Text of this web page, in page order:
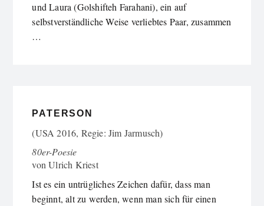
und Laura (Golshifteh Farahani), ein auf
selbstverständliche Weise verliebtes Paar, zusammen
…
PATERSON
(USA 2016, Regie: Jim Jarmusch)
80er-Poesie
vonUlrich Kriest
Ist es ein untrügliches Zeichen dafür, dass man
beginnt, alt zu werden, wenn man sich für einen